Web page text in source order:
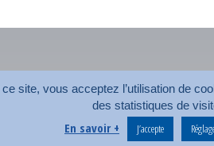
site, vous acceptez l’utilisation de
des statistiques de
En savoir + J’accepte